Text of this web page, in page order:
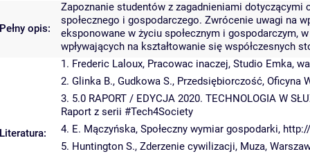
Pełny opis:
Zapoznanie studentów z zagadnieniami
społecznego i gospodarczego. Zwrócenie uwagi na
eksponowane w życiu społecznym i gospodarczym,
wpływających na kształtowanie się współczesnych
Literatura:
1. Frederic Laloux, Pracowac inaczej, Studio Emka,
2. Glinka B., Gudkowa S., Przedsiębiorczość, Oficyna
3. 5.0 RAPORT / EDYCJA 2020. TECHNOLOGIA W
Raport z serii #Tech4Society
4. E. Mączyńska, Społeczny wymiar gospodarki,
5. Huntington S., Zderzenie cywilizacji, Muza,